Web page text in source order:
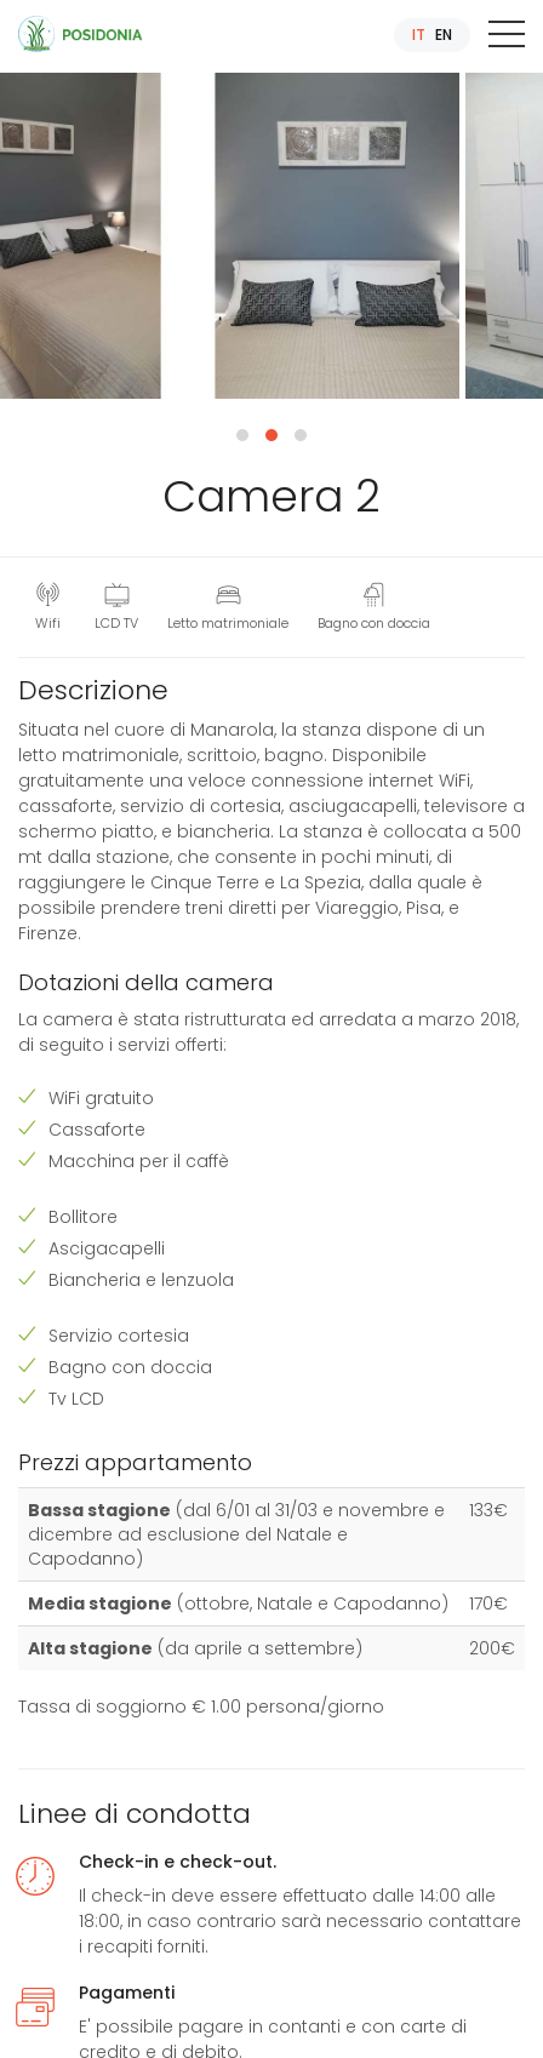
IT EN
Camera 2
Wifi LCD TV Letto matrimoniale Bagno con doccia
Descrizione
Situata nel cuore di Manarola, la stanza dispone di un
letto matrimoniale, scrittoio, bagno. Disponibile
gratuitamente una veloce connessione internet WiFi,
cassaforte, servizio di cortesia, asciugacapelli, televisore a
schermo piatto, e biancheria. La stanza è collocata a 500
mt dalla stazione, che consente in pochi minuti, di
raggiungere le Cinque Terre e La Spezia, dalla quale è
possibile prendere treni diretti per Viareggio, Pisa, e
Firenze.
Dotazioni della camera
La camera è stata ristrutturata ed arredata a marzo 2018,
di seguito i servizi offerti:
WiFi gratuito
Cassaforte
Macchina per il caffè
Bollitore
Ascigacapelli
Biancheria e lenzuola
Servizio cortesia
Bagno con doccia
Tv LCD
Prezzi appartamento
Bassa stagione (dal 6/01 al 31/03 e novembre e
dicembre ad esclusione del Natale e
Capodanno)
133€
Media stagione (ottobre, Natale e Capodanno)
170€
Alta stagione (da aprile a settembre) 200€
Tassa di soggiorno € 1.00 persona/giorno
Linee di condotta
Check-in e check-out.
Il check-in deve essere effettuato dalle 14:00 alle
18:00, in caso contrario sarà necessario contattare
i recapiti forniti.
Pagamenti
E' possibile pagare in contanti e con carte di
credito e di debito.